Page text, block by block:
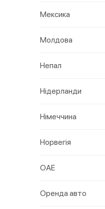
Мексика
Молдова
Непал
Нідерланди
Німеччина
Норвегія
ОАЕ
Оренда авто